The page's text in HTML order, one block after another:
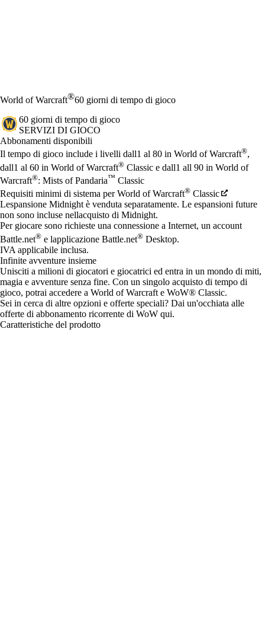
World of Warcraft®60 giorni di tempo di gioco
60 giorni di tempo di gioco
SERVIZI DI GIOCO
Prezzo
Available actions
Abbonamenti disponibili
Il tempo di gioco include i livelli dall1 al 80 in World of Warcraft®,
dall1 al 60 in World of Warcraft® Classic e dall1 all 90 in World of
Warcraft®: Mists of Pandaria™ Classic
Requisiti minimi di sistema per World of Warcraft® Classic
Lespansione Midnight è venduta separatamente. Le espansioni future
non sono incluse nellacquisto di Midnight.
Per giocare sono richieste una connessione a Internet, un account
Battle.net® e lapplicazione Battle.net® Desktop.
IVA applicabile inclusa.
Infinite avventure insieme
Unisciti a milioni di giocatori e giocatrici ed entra in un mondo di miti,
magia e avventure senza fine. Con un singolo acquisto di tempo di
gioco, potrai accedere a World of Warcraft e WoW® Classic.
Sei in cerca di altre opzioni e offerte speciali? Dai un'occhiata alle
offerte di abbonamento ricorrente di WoW qui.
Caratteristiche del prodotto